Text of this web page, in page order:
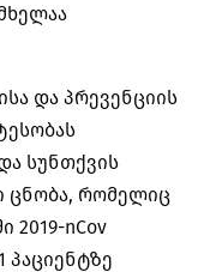
და პრევენციის
სუნთქვის
ცნობა, რომელიც
2019-nCov